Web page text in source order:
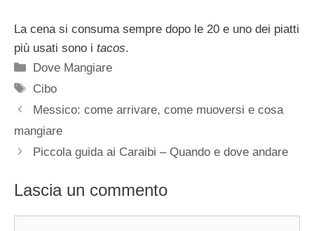
La cena si consuma sempre dopo le 20 e uno dei piatti
più usati sono i tacos.
Categorie
Dove Mangiare
Tag
Cibo
Messico: come arrivare, come muoversi e cosa
mangiare
Piccola guida ai Caraibi – Quando e dove andare
Lascia un commento